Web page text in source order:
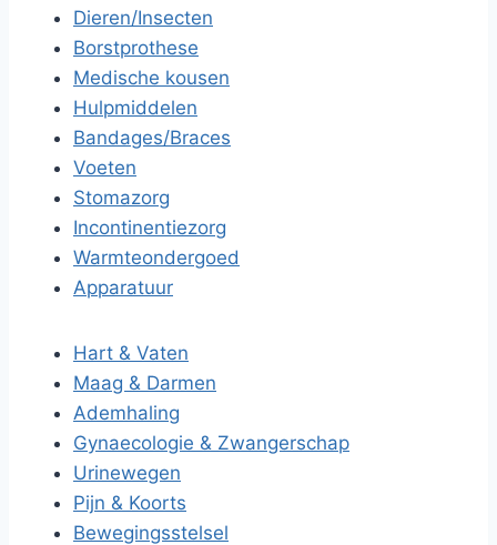
Dieren/Insecten
Borstprothese
Medische kousen
Hulpmiddelen
Bandages/Braces
Voeten
Stomazorg
Incontinentiezorg
Warmteondergoed
Apparatuur
Hart & Vaten
Maag & Darmen
Ademhaling
Gynaecologie & Zwangerschap
Urinewegen
Pijn & Koorts
Bewegingsstelsel